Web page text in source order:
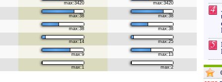
max:3420 max:3420
max:38 max:38
max:38 max:38
max:14 max:25
max:9 max:13
max:1 max:2
4
5